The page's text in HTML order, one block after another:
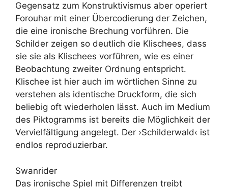
Gegensatz zum Konstruktivismus aber operiert
Forouhar mit einer Übercodierung der Zeichen,
die eine ironische Brechung vorführen. Die
Schilder zeigen so deutlich die Klischees, dass
sie sie als Klischees vorführen, wie es einer
Beobachtung zweiter Ordnung entspricht.
Klischee ist hier auch im wörtlichen Sinne zu
verstehen als identische Druckform, die sich
beliebig oft wiederholen lässt. Auch im Medium
des Piktogramms ist bereits die Möglichkeit der
Vervielfältigung angelegt. Der ›Schilderwald‹ ist
endlos reproduzierbar.
Swanrider
Das ironische Spiel mit Differenzen treibt